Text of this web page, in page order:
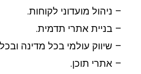
– ניהול מועדוני לקוחות.
– בניית אתרי תדמית.
– שיווק עולמי בכל מדינה
– אתרי תוכן.